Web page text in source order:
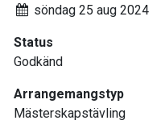
söndag 25 aug 2024
Status
Godkänd
Arrangemangstyp
Mästerskapstävling